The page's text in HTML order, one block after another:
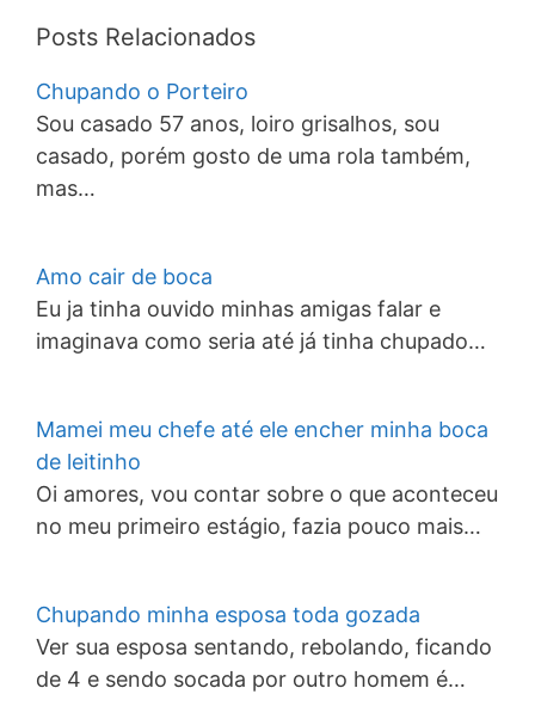
Posts Relacionados
Chupando o Porteiro
Sou casado 57 anos, loiro grisalhos, sou
casado, porém gosto de uma rola também,
mas…
Amo cair de boca
Eu ja tinha ouvido minhas amigas falar e
imaginava como seria até já tinha chupado…
Mamei meu chefe até ele encher minha boca
de leitinho
Oi amores, vou contar sobre o que aconteceu
no meu primeiro estágio, fazia pouco mais…
Chupando minha esposa toda gozada
Ver sua esposa sentando, rebolando, ficando
de 4 e sendo socada por outro homem é…